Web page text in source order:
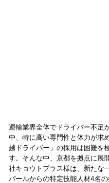
運輸業界全体でドライバー不足
中、特に高い専門性と体力が求
越ドライバー」の採用は困難を
す。そんな中、京都を拠点に展
社キョウトプラス様は、新たな
パールからの特定技能人材4名